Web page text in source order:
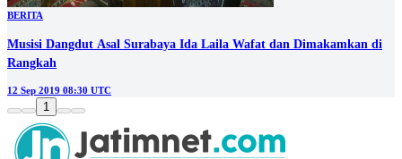
BERITA
Musisi Dangdut Asal Surabaya Ida Laila Wafat dan Dimakamkan di
Rangkah
12 Sep 2019 08:30 UTC
1